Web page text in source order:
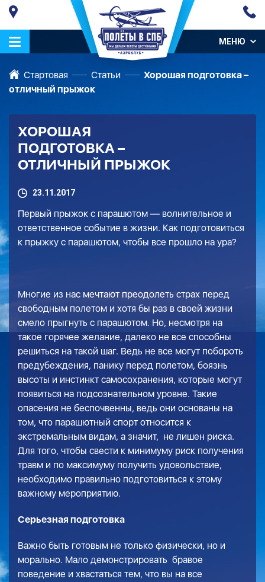
МЕНЮ
Стартовая Статьи
Хорошая подготовка –
отличный прыжок
ХОРОШАЯ
ПОДГОТОВКА –
ОТЛИЧНЫЙ ПРЫЖОК
23.11.2017
Первый прыжок с парашютом — волнительное и
ответственное событие в жизни. Как подготовиться
к прыжку с парашютом, чтобы все прошло на ура?
Многие из нас мечтают преодолеть страх перед
свободным полетом и хотя бы раз в своей жизни
смело прыгнуть с парашютом. Но, несмотря на
такое горячее желание, далеко не все способны
решиться на такой шаг. Ведь не все могут побороть
предубеждения, панику перед полетом, боязнь
высоты и инстинкт самосохранения, которые могут
появиться на подсознательном уровне. Такие
опасения не беспочвенны, ведь они основаны на
том, что парашютный спорт относится к
экстремальным видам, а значит, не лишен риска.
Для того, чтобы свести к минимуму риск получения
травм и по максимуму получить удовольствие,
необходимо правильно подготовиться к этому
важному мероприятию.
Серьезная подготовка
Важно быть готовым не только физически, но и
морально. Мало демонстрировать бравое
поведение и хвастаться тем, что вы на все